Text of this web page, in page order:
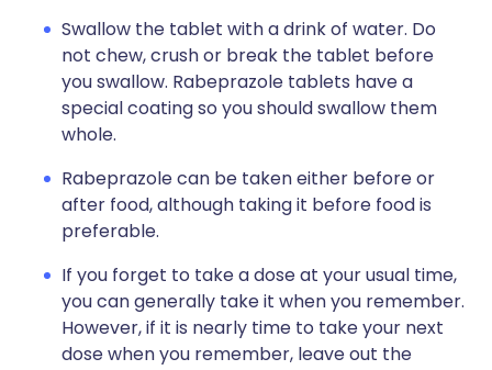
Swallow the tablet with a drink of water. Do
not chew, crush or break the tablet before
you swallow. Rabeprazole tablets have a
special coating so you should swallow them
whole.
Rabeprazole can be taken either before or
after food, although taking it before food is
preferable.
If you forget to take a dose at your usual time,
you can generally take it when you remember.
However, if it is nearly time to take your next
dose when you remember, leave out the